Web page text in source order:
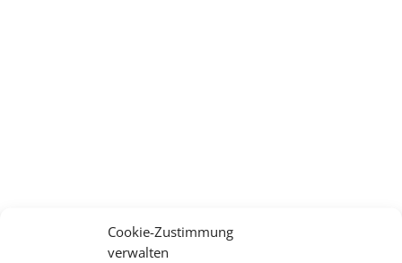
Cookie-Zustimmung
verwalten